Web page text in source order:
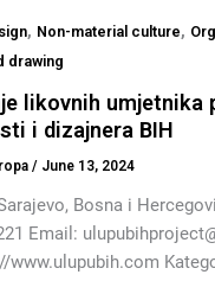
, Non-material culture,
drawing
likovnih umjetnika
i dizajnera BIH
/ June 13, 2024
Bosna i
Email:
www.ulupubih.com